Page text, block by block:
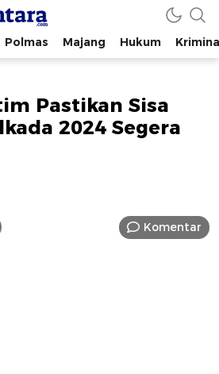
Polmas Majang Hukum
Pastikan Sisa
2024 Segera
Komentar